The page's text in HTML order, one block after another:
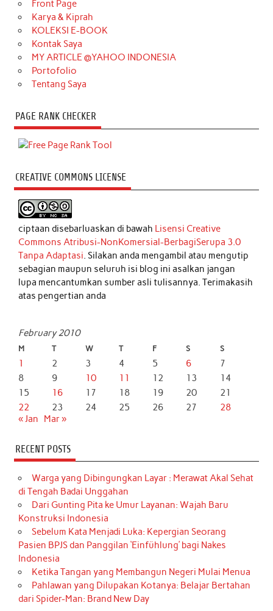
Front Page
Karya & Kiprah
KOLEKSI E-BOOK
Kontak Saya
MY ARTICLE @YAHOO INDONESIA
Portofolio
Tentang Saya
PAGE RANK CHECKER
CREATIVE COMMONS LICENSE
ciptaan disebarluaskan di bawah Lisensi Creative
Commons Atribusi-NonKomersial-BerbagiSerupa 3.0
Tanpa Adaptasi. Silakan anda mengambil atau mengutip
sebagian maupun seluruh isi blog ini asalkan jangan
lupa mencantumkan sumber asli tulisannya. Terimakasih
atas pengertian anda
February 2010
M T W T F S S
1 2 3 4 5 6
7
8
9 10 11 12 13
14
15
16 17 18 19 20
21
22
23 24 25 26 27
28
« Jan
Mar »
RECENT POSTS
Warga yang Dibingungkan Layar : Merawat Akal Sehat
di Tengah Badai Unggahan
Dari Gunting Pita ke Umur Layanan: Wajah Baru
Konstruksi Indonesia
Sebelum Kata Menjadi Luka: Kepergian Seorang
Pasien BPJS dan Panggilan ‘Einfühlung’ bagi Nakes
Indonesia
Ketika Tangan yang Membangun Negeri Mulai Menua
Pahlawan yang Dilupakan Kotanya: Belajar Bertahan
dari Spider-Man: Brand New Day